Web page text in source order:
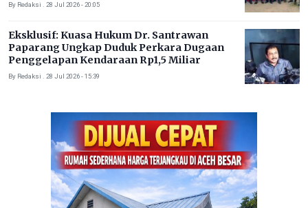
By Redaksi . 28 Jul 2026 - 20:05
Eksklusif: Kuasa Hukum Dr. Santrawan
Paparang Ungkap Duduk Perkara Dugaan
Penggelapan Kendaraan Rp1,5 Miliar
By Redaksi . 28 Jul 2026 - 15:39